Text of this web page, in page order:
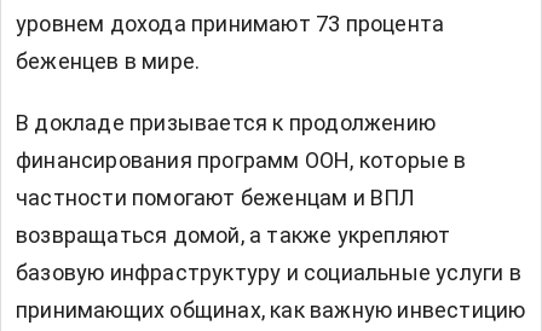
уровнем дохода принимают 73 процента
беженцев в мире.
В докладе призывается к продолжению
финансирования программ ООН, которые в
частности помогают беженцам и ВПЛ
возвращаться домой, а также укрепляют
базовую инфраструктуру и социальные услуги в
принимающих общинах, как важную инвестицию